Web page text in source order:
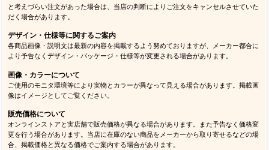
と考えづらい注文があった場合は、当店の判断によりご注文をキャンセルさせていた
だく場合があります。
デザイン・仕様等に関するご案内
各商品画像・説明文は最新の内容を掲載するよう努めておりますが、メーカー都合に
より予告なくデザイン・パッケージ・仕様等が変更される場合があります。
画像・カラーについて
ご使用のモニタ環境等により実物とカラーが異なって見える場合があります。掲載画
像はイメージとしてご覧ください。
販売価格について
オンラインストアと実店舗で販売価格が異なる場合があります。また予告なく価格変
更を行う場合があります。当店に在庫のない商品をメーカーから取り寄せるなどの場
合、掲載価格と異なる価格でご案内する場合があります。